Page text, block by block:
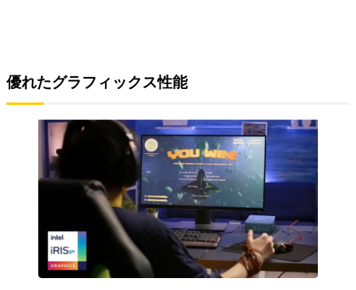
優れたグラフィックス性能